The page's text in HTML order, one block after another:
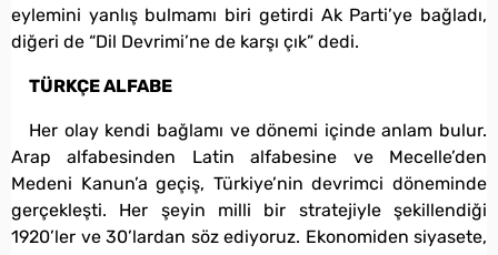
eylemini yanlış bulmamı biri getirdi Ak Parti’ye bağladı,
diğeri de “Dil Devrimi’ne de karşı çık” dedi.
TÜRKÇE ALFABE
Her olay kendi bağlamı ve dönemi içinde anlam bulur.
Arap alfabesinden Latin alfabesine ve Mecelle’den
Medeni Kanun’a geçiş, Türkiye’nin devrimci döneminde
gerçekleşti. Her şeyin milli bir stratejiyle şekillendiği
1920’ler ve 30’lardan söz ediyoruz. Ekonomiden siyasete,